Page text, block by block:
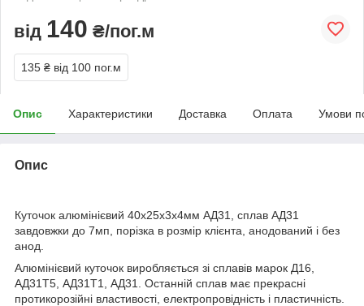
від 140 ₴/пог.м
135 ₴ від 100 пог.м
Опис Характеристики Доставка Оплата Умови
Опис
Куточок алюмінієвий 40х25х3х4мм АД31, сплав АД31
завдовжки до 7мп, порізка в розмір клієнта, анодований і без
анод.
Алюмінієвий куточок виробляється зі сплавів марок Д16,
АД31Т5, АД31Т1, АД31. Останній сплав має прекрасні
протикорозійні властивості, електропровідність і пластичність.